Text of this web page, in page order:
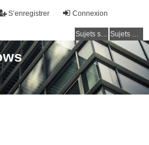
Connexion
S’enregistrer
Sujets sans réponse Sujets actifs